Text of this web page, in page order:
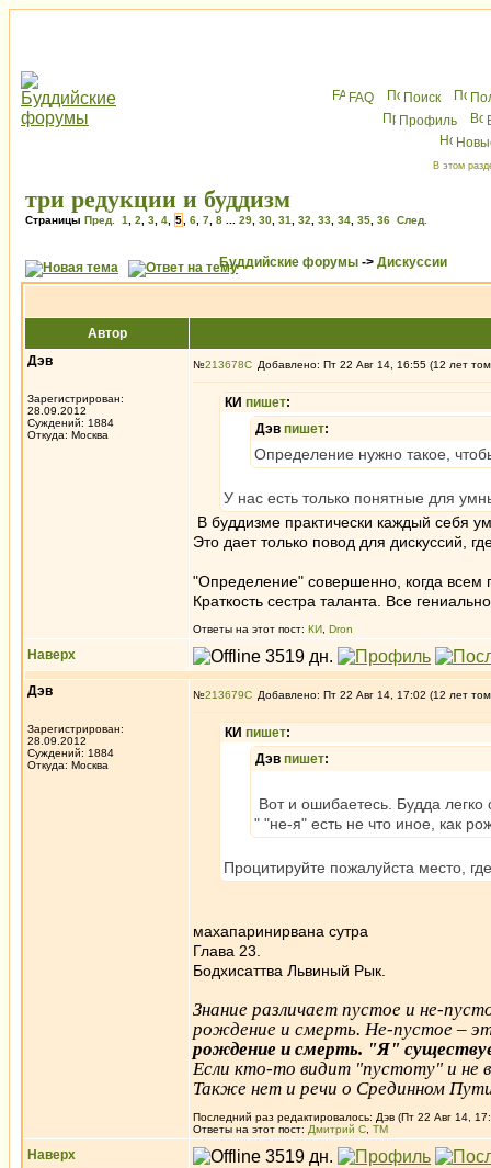
FAQ Поиск
Профиль
В этом
три редукции и буддизм
Страницы Пред. 1 2 3 4 5 6 7 8 29 30 31 32 33 34 35 36 След.
Буддийские форумы -> Дискуссии
Автор
Дэв
Зарегистрирован:
28.09.2012
Суждений: 1884
Откуда: Москва
№213678 Добавлено: Пт 22 Авг 14, 16:55 (12 лет
КИ пишет:
Дэв пишет:
Определение нужно такое,
У нас есть только понятные для
В буддизме практически каждый себя
Это дает только повод для дискуссий,
"Определение" совершенно, когда всем
Краткость сестра таланта. Все
Ответы на этот пост: КИ Dron
Наверх
Дэв
Зарегистрирован:
28.09.2012
Суждений: 1884
Откуда: Москва
№213679 Добавлено: Пт 22 Авг 14, 17:02 (12 лет
КИ пишет:
Дэв пишет:
Вот и ошибаетесь. Будда легко
" "не-я" есть не что иное, как
Процитируйте пожалуйста место,
махапаринирвана сутра
Глава 23.
Бодхисаттва Львиный Рык.
Знание различает пустое и не-
рождение и смерть. Не-пустое –
рождение и смерть. "Я"
Если кто-то видит "пустоту" и не
Также нет и речи о Срединном
Последний раз редактировалось: Дэв (Пт 22 Авг 14,
Ответы на этот пост: Дмитрий С ТМ
Наверх